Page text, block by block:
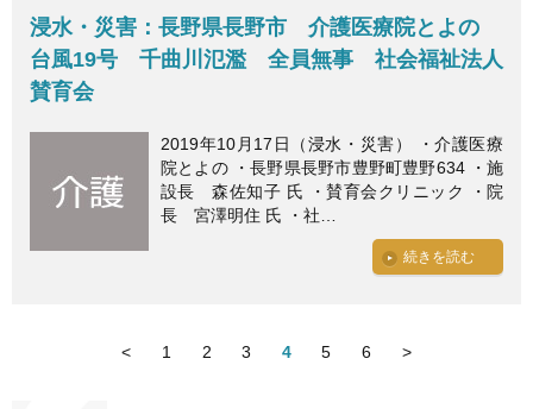
浸水・災害：長野県長野市 介護医療院とよの
台風19号 千曲川氾濫 全員無事 社会福祉法人
賛育会
2019年10月17日（浸水・災害） ・介護医療
院とよの ・長野県長野市豊野町豊野634 ・施
設長 森佐知子 氏 ・賛育会クリニック ・院
長 宮澤明住 氏 ・社…
続きを読む
< 1 2 3 4 5 6 >